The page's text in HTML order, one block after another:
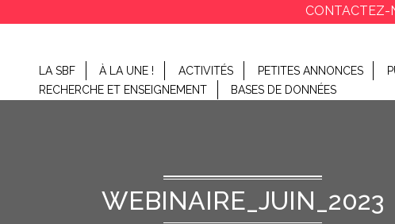
CONTACTEZ-
LA SBF À LA UNE ! ACTIVITÉS PETITES ANNONCES
RECHERCHE ET ENSEIGNEMENT
BASES DE DONNÉES
WEBINAIRE_JUIN_2023